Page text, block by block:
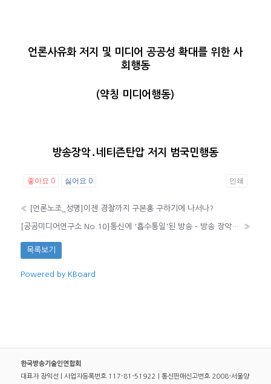
언론사유화 저지 및 미디어 공공성 확대를 위한 사
회행동
(약칭 미디어행동)
방송장악․네티즌탄압 저지 범국민행동
좋아요 0 싫어요 0 인쇄
« [언론노조_성명]이젠 경찰까지 구본홍 구하기에 나서나?
[공공미디어연구소 No.10]통신에 '흡수통일'된 방송 - 방송 장악의 완성? »
목록보기
Powered by KBoard
한국방송기술인연합회
대표자 장익선 | 사업자등록번호 117-81-51922｜통신판매신고번호 2008-서울양